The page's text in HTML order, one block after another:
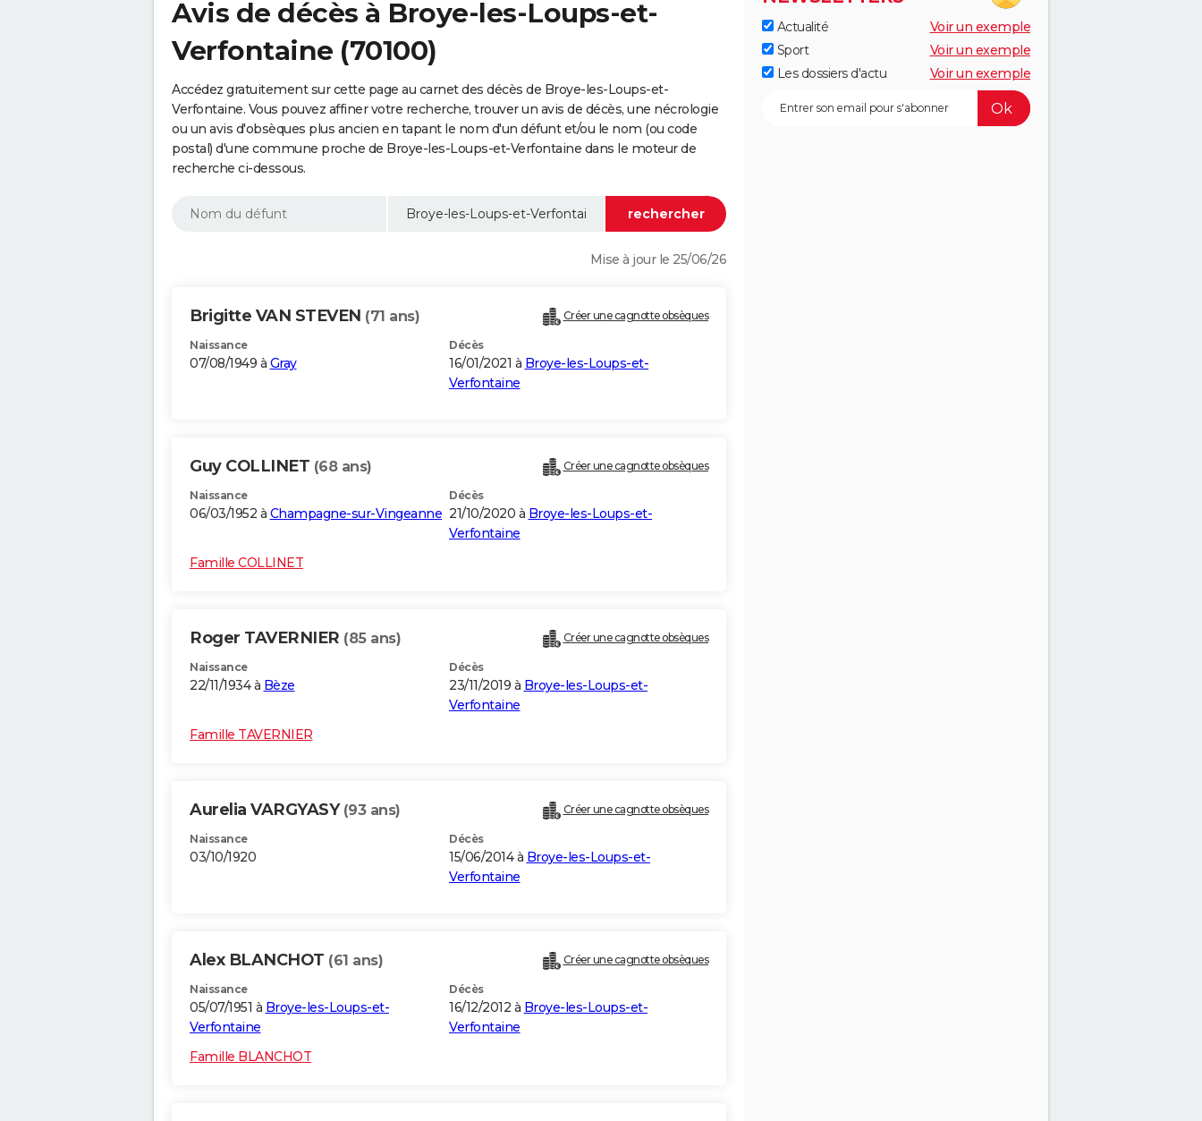
Avis de décès à Broye-les-Loups-et-
Verfontaine (70100)
Accédez gratuitement sur cette page au carnet des décès de Broye-les-Loups-et-
Verfontaine. Vous pouvez affiner votre recherche, trouver un avis de décès, une nécrologie
ou un avis d'obsèques plus ancien en tapant le nom d'un défunt et/ou le nom (ou code
postal) d'une commune proche de Broye-les-Loups-et-Verfontaine dans le moteur de
recherche ci-dessous.
Mise à jour le 25/06/26
Brigitte VAN STEVEN (71 ans) Créer une cagnotte obsèques
Naissance
07/08/1949 à Gray
Décès
16/01/2021 à Broye-les-Loups-et-
Verfontaine
Guy COLLINET (68 ans) Créer une cagnotte obsèques
Naissance
06/03/1952 à Champagne-sur-Vingeanne
Décès
21/10/2020 à Broye-les-Loups-et-
Verfontaine
Famille COLLINET
Roger TAVERNIER (85 ans) Créer une cagnotte obsèques
Naissance
22/11/1934 à Bèze
Décès
23/11/2019 à Broye-les-Loups-et-
Verfontaine
Famille TAVERNIER
Aurelia VARGYASY (93 ans) Créer une cagnotte obsèques
Naissance
03/10/1920
Décès
15/06/2014 à Broye-les-Loups-et-
Verfontaine
Alex BLANCHOT (61 ans) Créer une cagnotte obsèques
Naissance
05/07/1951 à Broye-les-Loups-et-
Verfontaine
Décès
16/12/2012 à Broye-les-Loups-et-
Verfontaine
Famille BLANCHOT
Actualité
Voir un exemple
Sport
Voir un exemple
Les dossiers d'actu
Voir un exemple